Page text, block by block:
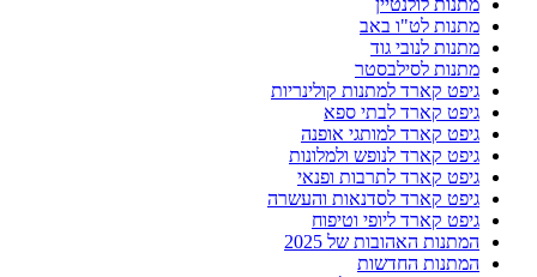
מתנות לולנטיין
מתנות לט"ו באב
מתנות לנובי גוד
מתנות לסילבסטר
גיפט קארד למתנות קולינריות
גיפט קארד לבתי ספא
גיפט קארד למותגי אופנה
גיפט קארד לנופש ולמלונות
גיפט קארד לתרבות ופנאי
גיפט קארד לסדנאות והעשרה
גיפט קארד ליופי וטיפוח
המתנות האהובות של 2025
המתנות החדשות